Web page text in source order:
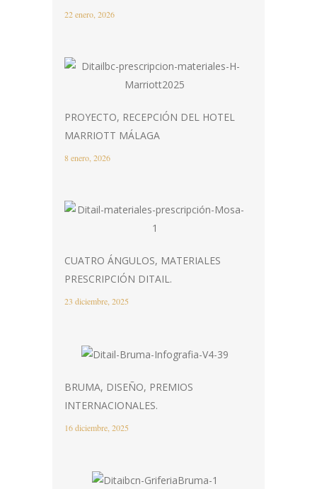
22 enero, 2026
PROYECTO, RECEPCIÓN DEL HOTEL
MARRIOTT MÁLAGA
8 enero, 2026
CUATRO ÁNGULOS, MATERIALES
PRESCRIPCIÓN DITAIL.
23 diciembre, 2025
BRUMA, DISEÑO, PREMIOS
INTERNACIONALES.
16 diciembre, 2025